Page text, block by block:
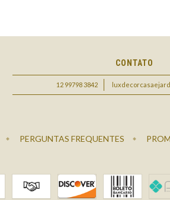
CONTATO
12 99798 3842
PERGUNTAS FREQUENTES